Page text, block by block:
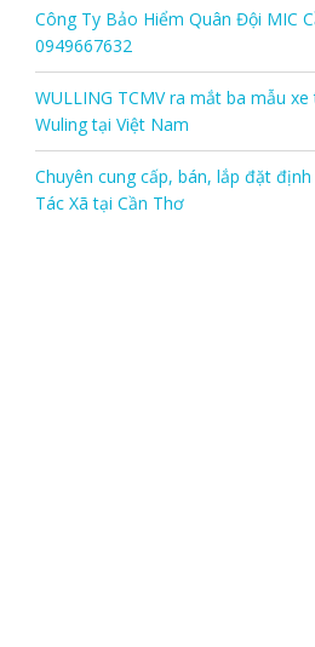
Công Ty Bảo Hiểm Quân Đội MIC
0949667632
WULLING TCMV ra mắt ba mẫu
Wuling tại Việt Nam
Chuyên cung cấp, bán, lắp đặt
Tác Xã tại Cần Thơ